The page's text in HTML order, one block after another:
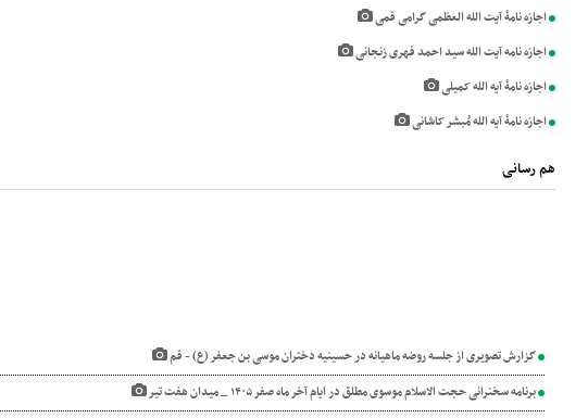
اجازه نامۀ آیت الله العظمی گرامی قمی
اجازه نامه آیت الله سید احمد فهری زنجانی
اجازه نامۀ آیه الله کمیلی
اجازه نامۀ آیه الله مُبشر کاشانی
هم رسانی
گزارش تصویری از جلسه روضه ماهیانه در حسینیه دختران موسی بن جعفر (ع) - قم
برنامه سخنرانی حجت الاسلام موسوی مطلق در ایام آخر ماه صفر ۱۴۰۵ _ میدان هفت تیر